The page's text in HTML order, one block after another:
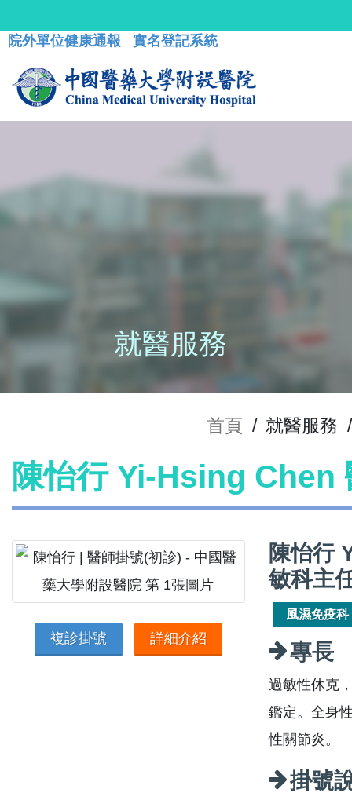
院外單位健康通報 實名登記系統
就醫服務
首頁 / 就醫服務 /
陳怡行 Yi-Hsing Chen
複診掛號 詳細介紹
陳怡行
敏科主
風濕免疫科
專長
過敏性休克
鑑定。全身
性關節炎。
掛號